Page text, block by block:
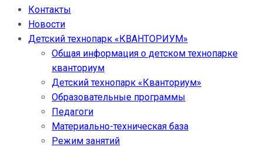
Контакты
Новости
Детский технопарк «КВАНТОРИУМ»
Общая информация о детском технопарке
кванториум
Детский технопарк «Кванториум»
Образовательные программы
Педагоги
Материально-техническая база
Режим занятий